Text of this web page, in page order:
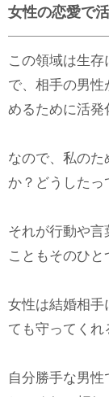
女性の恋愛で
この領域は生
で、相手の男
めるために活発
なので、私のた
か？どうしたっ
それが行動や言
こともそのひと
女性は結婚相手
ても守ってくれ
自分勝手な男